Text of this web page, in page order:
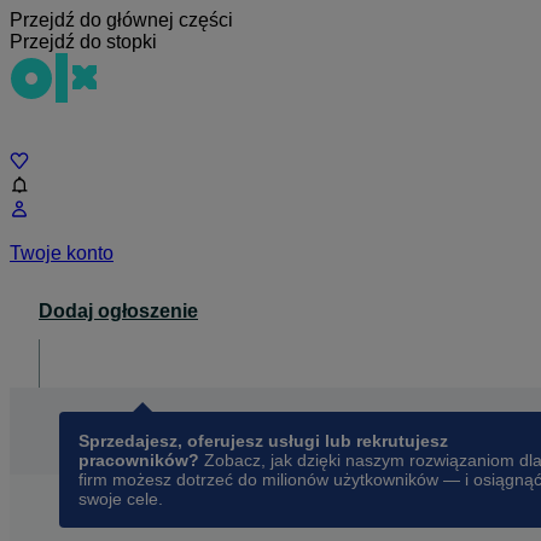
Przejdź do głównej części
Przejdź do stopki
Twoje konto
Dodaj ogłoszenie
Sprzedajesz, oferujesz usługi lub rekrutujesz
pracowników? Zobacz, jak dzięki naszym rozwiązaniom dla
firm możesz dotrzeć do milionów użytkowników — i osiągnąć
swoje cele.